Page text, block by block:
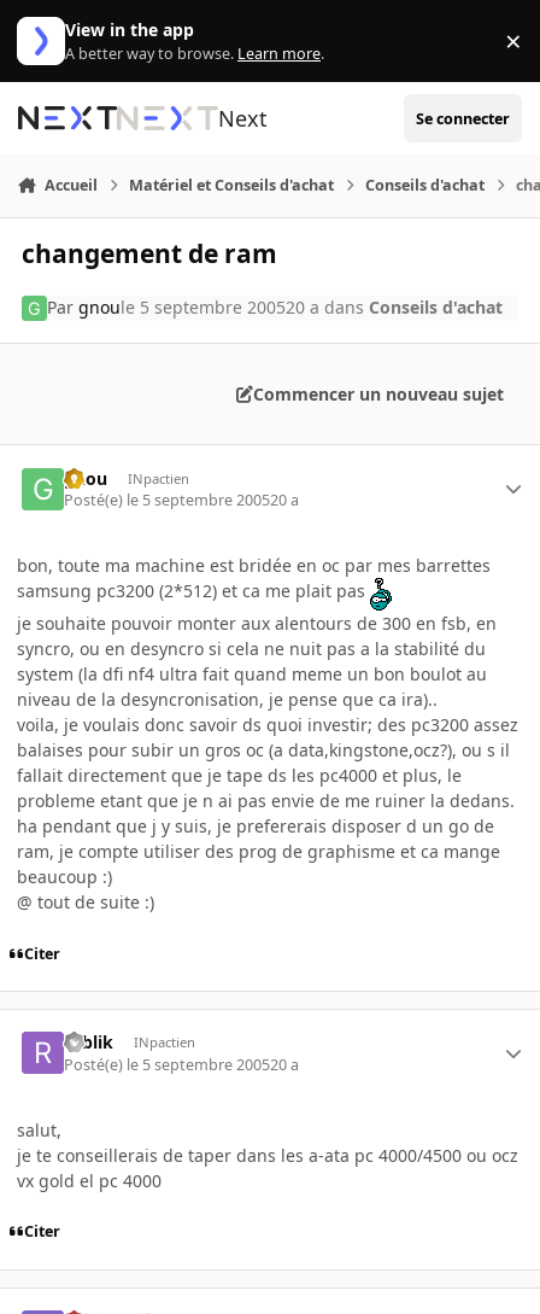
Aller au contenu
View in the app
A better way to browse. Learn more. ×
Next Se connecter
Accueil Matériel et Conseils d'achat Conseils d'achat
changement de ram
Pargnoule 5 septembre 200520 a dans Conseils d'achat
Commencer un nouveau sujet
gnou INpactien
Posté(e) le 5 septembre 200520 a
bon, toute ma machine est bridée en oc par mes barrettes
samsung pc3200 (2*512) et ca me plait pas
je souhaite pouvoir monter aux alentours de 300 en fsb, en
syncro, ou en desyncro si cela ne nuit pas a la stabilité du
system (la dfi nf4 ultra fait quand meme un bon boulot au
niveau de la desyncronisation, je pense que ca ira)..
voila, je voulais donc savoir ds quoi investir; des pc3200 assez
balaises pour subir un gros oc (a data,kingstone,ocz?), ou s il
fallait directement que je tape ds les pc4000 et plus, le
probleme etant que je n ai pas envie de me ruiner la dedans.
ha pendant que j y suis, je prefererais disposer d un go de
ram, je compte utiliser des prog de graphisme et ca mange
beaucoup :)
@ tout de suite :)
Citer
roblik INpactien
Posté(e) le 5 septembre 200520 a
salut,
je te conseillerais de taper dans les a-ata pc 4000/4500 ou ocz
vx gold el pc 4000
Citer